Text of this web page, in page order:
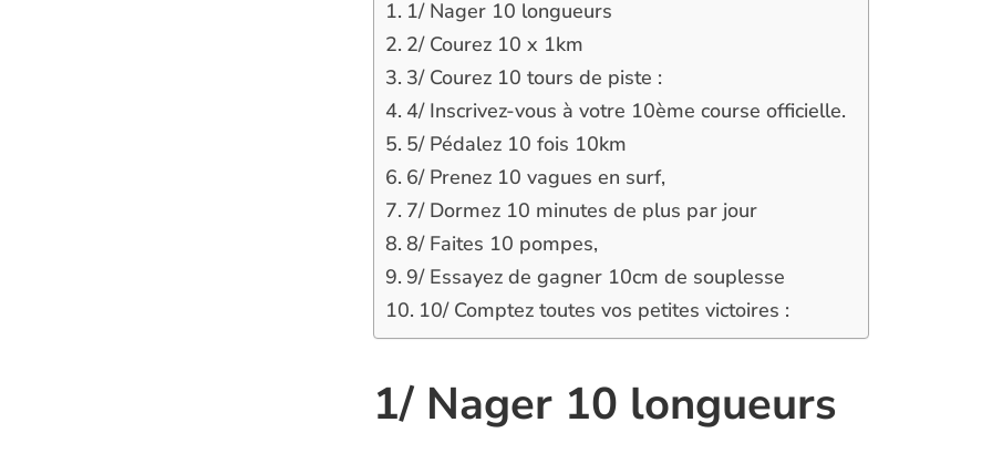
1/ Nager 10 longueurs
2/ Courez 10 x 1km
3/ Courez 10 tours de piste :
4/ Inscrivez-vous à votre 10ème course officielle.
5/ Pédalez 10 fois 10km
6/ Prenez 10 vagues en surf,
7/ Dormez 10 minutes de plus par jour
8/ Faites 10 pompes,
9/ Essayez de gagner 10cm de souplesse
10/ Comptez toutes vos petites victoires :
1/ Nager 10 longueurs